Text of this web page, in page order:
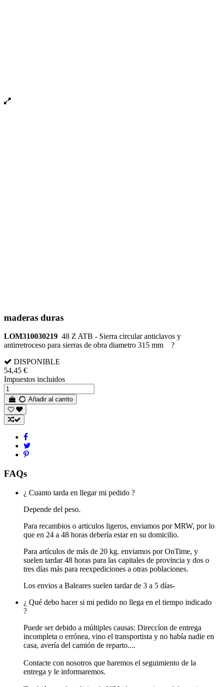
maderas duras
LOM310030219 48 Z ATB - Sierra circular anticlavos y
antirretroceso para sierras de obra diametro 315 mm ?
DISPONIBLE
54,45 €
Impuestos incluidos
Añadir al carrito
FAQs
¿ Cuanto tarda en llegar mi pedido ?
Depende del peso.
Para recambios o articulos ligeros, enviamos por MRW, por lo
que en 24 a 48 horas debería estar en su domicilio.
Para artículos de más de 20 kg. enviamos por OnTime, y
suelen tardar 48 horas para las capitales de provincia y dos o
tres días más para reexpediciones a otras poblaciones.
Los envios a Baleares suelen tardar de 3 a 5 días-
¿ Qué debo hacer si mi pedido no llega en el tiempo indicado
?
Puede ser debido a múltiples causas: Direccíon de entrega
incompleta o errónea, vino el transportista y no había nadie en
casa, avería del camión de reparto....
Contacte con nosotros que haremos el seguimiento de la
entrega y le informaremos.